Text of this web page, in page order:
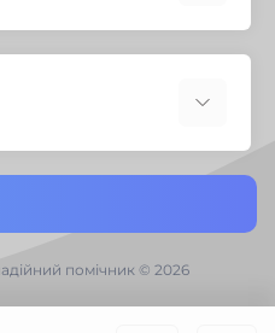
обл.помічник © 2026